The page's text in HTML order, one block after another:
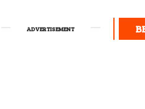
ADVERTISEMENT